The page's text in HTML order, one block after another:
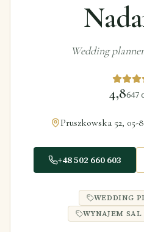
Wedding
4,8647
Pruszkowska 52, 05-
+48 502 660 603
WEDDING
WYNAJEM